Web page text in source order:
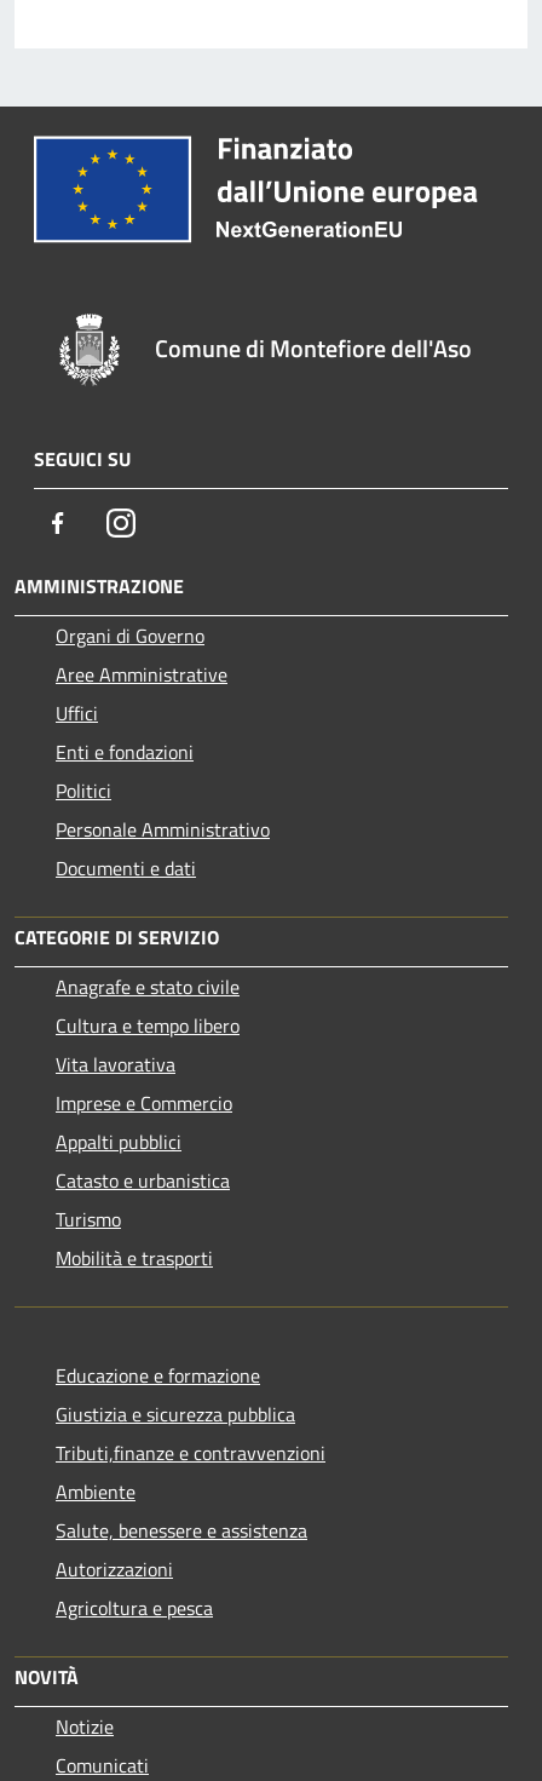
Comune di Montefiore dell'Aso
SEGUICI SU
FacebookInstagram
AMMINISTRAZIONE
Organi di Governo
Aree Amministrative
Uffici
Enti e fondazioni
Politici
Personale Amministrativo
Documenti e dati
CATEGORIE DI SERVIZIO
Anagrafe e stato civile
Cultura e tempo libero
Vita lavorativa
Imprese e Commercio
Appalti pubblici
Catasto e urbanistica
Turismo
Mobilità e trasporti
Educazione e formazione
Giustizia e sicurezza pubblica
Tributi,finanze e contravvenzioni
Ambiente
Salute, benessere e assistenza
Autorizzazioni
Agricoltura e pesca
NOVITÀ
Notizie
Comunicati